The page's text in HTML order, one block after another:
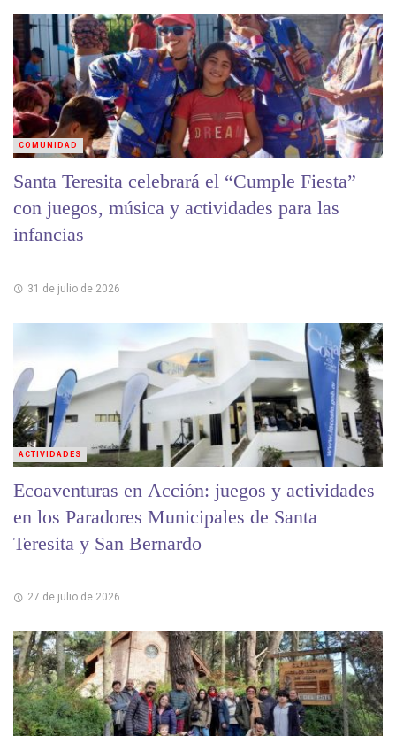
Santa Teresita celebrará el “Cumple Fiesta”
con juegos, música y actividades para las
infancias
31 de julio de 2026
COMUNIDAD
Ecoaventuras en Acción: juegos y actividades
en los Paradores Municipales de Santa
Teresita y San Bernardo
27 de julio de 2026
ACTIVIDADES